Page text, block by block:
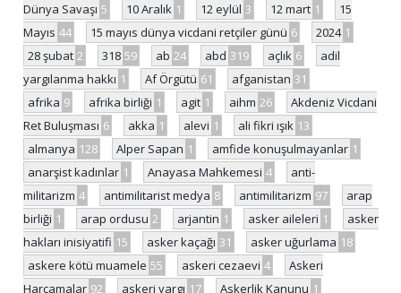
Dünya Savaşı 5 10 Aralık 1 12 eylül 3 12 mart 1
15
Mayıs 44 15 mayıs dünya vicdani retçiler günü 6 2024 1
28 şubat 2 318 59 ab 24 abd 319 açlık 6
adil
yargılanma hakkı 1 Af Örgütü 61 afganistan 31
afrika 9 afrika birliği 1 agit 1 aihm 26
Akdeniz Vicdani
Ret Buluşması 6 akka 1 alevi 1 ali fikri ışık 13
almanya 128 Alper Sapan 1 amfide konuşulmayanlar 1
anarşist kadınlar 1 Anayasa Mahkemesi 4
anti-
militarizm 4 antimilitarist medya 8 antimilitarizm 97
arap
birliği 1 arap ordusu 2 arjantin 1 asker aileleri 1
asker
hakları inisiyatifi 15 asker kaçağı 31 asker uğurlama 18
askere kötü muamele 55 askeri cezaevi 4
Askeri
Harcamalar 92 askeri yargı 17 Askerlik Kanunu 1